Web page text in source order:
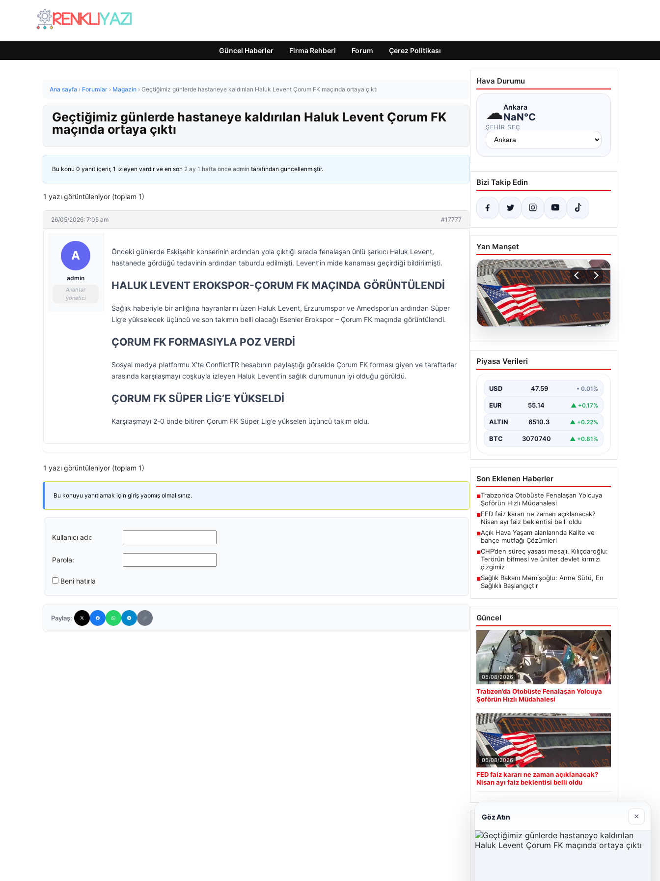
Güncel Haberler Firma Rehberi Forum Çerez Politikası
Ana sayfa › Forumlar › Magazin › Geçtiğimiz günlerde hastaneye kaldırılan Haluk Levent Çorum FK maçında ortaya çıktı
Geçtiğimiz günlerde hastaneye kaldırılan Haluk Levent Çorum FK
maçında ortaya çıktı
Bu konu 0 yanıt içerir, 1 izleyen vardır ve en son 2 ay 1 hafta önce admin tarafından güncellenmiştir.
1 yazı görüntüleniyor (toplam 1)
26/05/2026: 7:05 am #17777
A
admin
Anahtar
yönetici
Önceki günlerde Eskişehir konserinin ardından yola çıktığı sırada fenalaşan ünlü şarkıcı Haluk Levent,
hastanede gördüğü tedavinin ardından taburdu edilmişti. Levent’in mide kanaması geçirdiği bildirilmişti.
HALUK LEVENT EROKSPOR-ÇORUM FK MAÇINDA GÖRÜNTÜLENDİ
Sağlık haberiyle bir anlığına hayranlarını üzen Haluk Levent, Erzurumspor ve Amedspor’un ardından Süper
Lig’e yükselecek üçüncü ve son takımın belli olacağı Esenler Erokspor – Çorum FK maçında görüntülendi.
ÇORUM FK FORMASIYLA POZ VERDİ
Sosyal medya platformu X’te ConflictTR hesabının paylaştığı görselde Çorum FK forması giyen ve taraftarlar
arasında karşılaşmayı coşkuyla izleyen Haluk Levent’in sağlık durumunun iyi olduğu görüldü.
ÇORUM FK SÜPER LİG’E YÜKSELDİ
Karşılaşmayı 2-0 önde bitiren Çorum FK Süper Lig’e yükselen üçüncü takım oldu.
1 yazı görüntüleniyor (toplam 1)
Bu konuyu yanıtlamak için giriş yapmış olmalısınız.
Kullanıcı adı:
Parola:
Beni hatırla
Paylaş:
Hava Durumu
☁Ankara
NaN°C
ŞEHIR SEÇ
Bizi Takip Edin
Yan Manşet
05.08.2026
FED faiz kararı ne zaman
açıklanacak? Nisan ayı
Piyasa Verileri
USD 47.59 • 0.01%
EUR 55.14 ▲ +0.17%
ALTIN 6510.3 ▲ +0.22%
BTC 3070740 ▲ +0.81%
Son Eklenen Haberler
■Trabzon’da Otobüste Fenalaşan Yolcuya
Şoförün Hızlı Müdahalesi
■FED faiz kararı ne zaman açıklanacak?
Nisan ayı faiz beklentisi belli oldu
■Açık Hava Yaşam alanlarında Kalite ve
bahçe mutfağı Çözümleri
■CHP’den süreç yasası mesajı. Kılıçdaroğlu:
Terörün bitmesi ve üniter devlet kırmızı
çizgimiz
■Sağlık Bakanı Memişoğlu: Anne Sütü, En
Sağlıklı Başlangıçtır
Güncel
05/08/2026
Trabzon’da Otobüste Fenalaşan Yolcuya
Şoförün Hızlı Müdahalesi
05/08/2026
FED faiz kararı ne zaman açıklanacak?
Nisan ayı faiz beklentisi belli oldu
Son Eklenen Firmalar
Cengiz Sigorta
Göz Atın ×